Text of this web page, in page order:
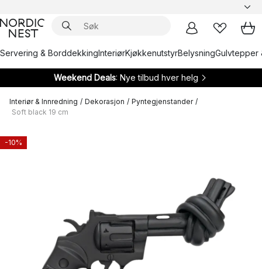
Servering & BorddekkingInteriørKjøkkenutstyrBelysningGulvtepper
Weekend Deals: Nye tilbud hver helg
Interiør & Innredning / Dekorasjon / Pyntegjenstander /
Soft black 19 cm
-10%